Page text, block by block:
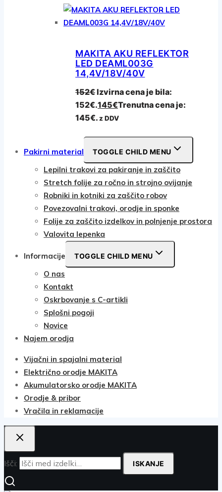
MAKITA AKU REFLEKTOR
LED DEAML003G
14,4V/18V/40V
152€Izvirna cena je bila:
152€.145€Trenutna cena je:
145€.z DDV
Pakirni material TOGGLE CHILD MENU
Lepilni trakovi za pakiranje in zaščito
Stretch folije za ročno in strojno ovijanje
Robniki in kotniki za zaščito robov
Povezovalni trakovi, orodje in sponke
Folije za zaščito izdelkov in polnjenje prostora
Valovita lepenka
Informacije TOGGLE CHILD MENU
O nas
Kontakt
Oskrbovanje s C-artikli
Splošni pogoji
Novice
Najem orodja
Vijačni in spajalni material
Električno orodje MAKITA
Akumulatorsko orodje MAKITA
Orodje & pribor
Vračila in reklamacije
Išči: ISKANJE